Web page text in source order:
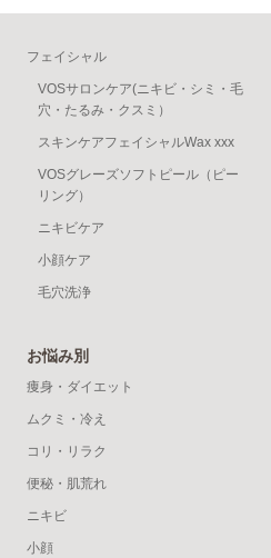
フェイシャル
VOSサロンケア(ニキビ・シミ・毛
穴・たるみ・クスミ）
スキンケアフェイシャルWax xxx
VOSグレーズソフトピール（ピー
リング）
ニキビケア
小顔ケア
毛穴洗浄
お悩み別
痩身・ダイエット
ムクミ・冷え
コリ・リラク
便秘・肌荒れ
ニキビ
小顔